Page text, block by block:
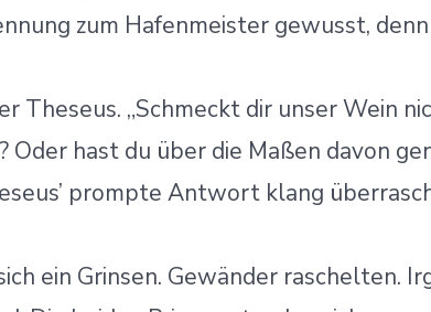
zum Hafenmeister gewusst,
Theseus. „Schmeckt dir unser Wein
hast du über die Maßen davon
prompte Antwort klang
ein Grinsen. Gewänder raschelten.